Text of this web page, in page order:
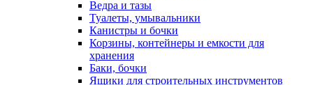
Ведра и тазы
Туалеты, умывальники
Канистры и бочки
Корзины, контейнеры и емкости для
хранения
Баки, бочки
Ящики для строительных инструментов